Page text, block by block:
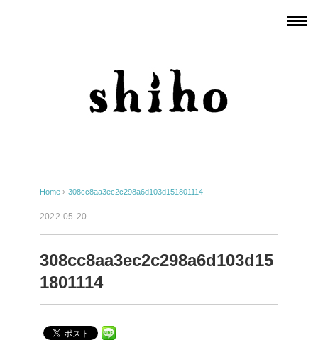
Home › 308cc8aa3ec2c298a6d103d151801114
2022-05-20
308cc8aa3ec2c298a6d103d15
1801114